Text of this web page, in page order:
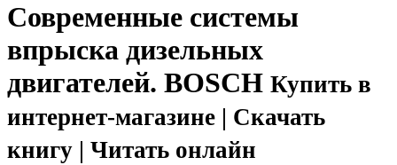
Современные системы
впрыска дизельных
двигателей. BOSCH Купить в
интернет-магазине | Скачать
книгу | Читать онлайн